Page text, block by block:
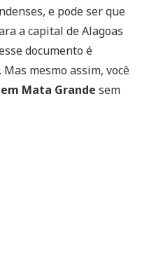
e pode ser que
a capital de Alagoas
documento é
mesmo assim, você
Mata Grande sem